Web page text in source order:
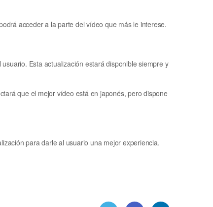
acceder a la parte del vídeo que más le interese.
Esta actualización estará disponible siempre y
que el mejor vídeo está en japonés, pero dispone
para darle al usuario una mejor experiencia.